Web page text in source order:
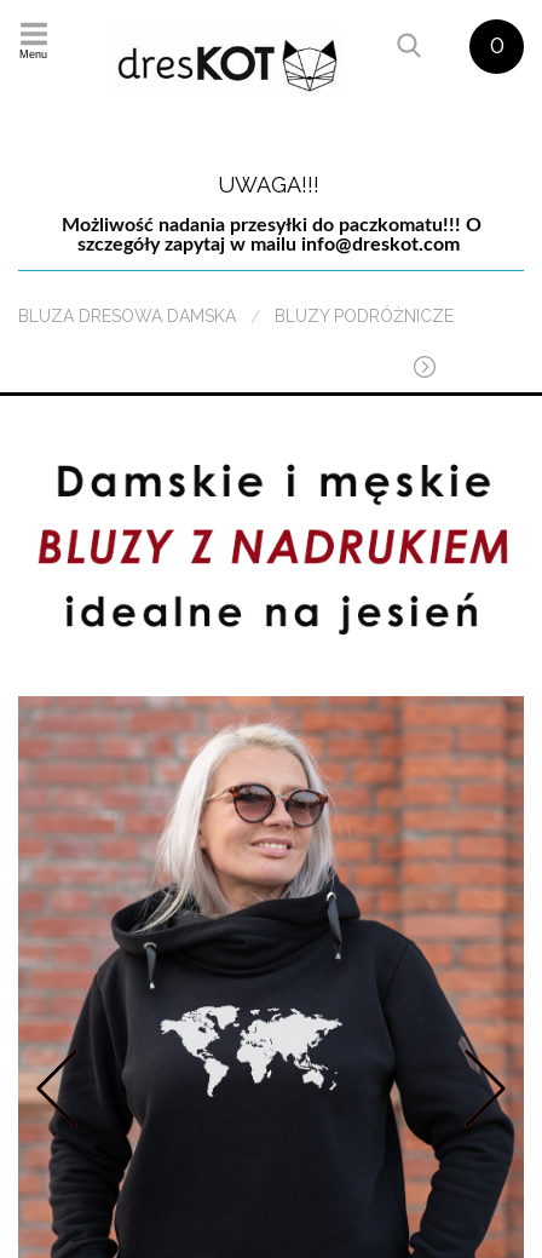
Menu 0
UWAGA!!!
Możliwość nadania przesyłki do paczkomatu!!! O
szczegóły zapytaj w mailu info@dreskot.com
BLUZA DRESOWA DAMSKA BLUZY PODRÓŻNICZE
Prev Nastepne